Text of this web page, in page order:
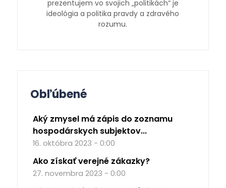
prezentujem vo svojich „politikách“ je
ideológia a politika pravdy a zdravého
rozumu.
Obľúbené
Aký zmysel má zápis do zoznamu
hospodárskych subjektov...
16. októbra 2023 - 0:00
Ako získať verejné zákazky?
27. novembra 2023 - 0:00